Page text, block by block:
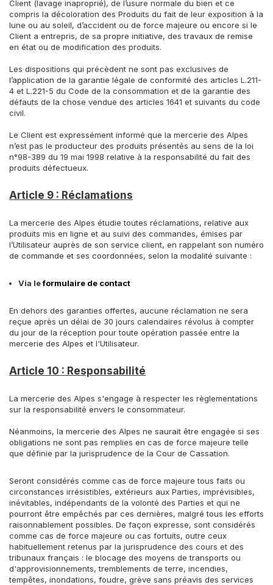
Client (lavage inaproprié), de l’usure normale du bien et ce
compris la décoloration des Produits du fait de leur exposition à la
lune ou au soleil, d’accident ou de force majeure ou encore si le
Client a entrepris, de sa propre initiative, des travaux de remise
en état ou de modification des produits.
Les dispositions qui précèdent ne sont pas exclusives de
l’application de la garantie légale de conformité des articles L.211-
4 et L.221-5 du Code de la consommation et de la garantie des
défauts de la chose vendue des articles 1641 et suivants du code
civil.
Le Client est expressément informé que la mercerie des Alpes
n’est pas le producteur des produits présentés au sens de la loi
n°98-389 du 19 mai 1998 relative à la responsabilité du fait des
produits défectueux.
Article 9 : Réclamations
La mercerie des Alpes étudie toutes réclamations, relative aux
produits mis en ligne et au suivi des commandes, émises par
l’Utilisateur auprès de son service client, en rappelant son numéro
de commande et ses coordonnées, selon la modalité suivante :
Via leformulaire de contact
En dehors des garanties offertes, aucune réclamation ne sera
reçue après un délai de 30 jours calendaires révolus à compter
du jour de la réception pour toute opération passée entre la
mercerie des Alpes et l'Utilisateur.
Article 10 : Responsabilité
La mercerie des Alpes s'engage à respecter les règlementations
sur la responsabilité envers le consommateur.
Néanmoins, la mercerie des Alpes ne saurait être engagée si ses
obligations ne sont pas remplies en cas de force majeure telle
que définie par la jurisprudence de la Cour de Cassation.
Seront considérés comme cas de force majeure tous faits ou
circonstances irrésistibles, extérieurs aux Parties, imprévisibles,
inévitables, indépendants de la volonté des Parties et qui ne
pourront être empêchés par ces dernières, malgré tous les efforts
raisonnablement possibles. De façon expresse, sont considérés
comme cas de force majeure ou cas fortuits, outre ceux
habituellement retenus par la jurisprudence des cours et des
tribunaux français : le blocage des moyens de transports ou
d'approvisionnements, tremblements de terre, incendies,
tempêtes, inondations, foudre, grève sans préavis des services